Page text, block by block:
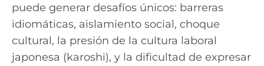
puede generar desafíos únicos: barreras
idiomáticas, aislamiento social, choque
cultural, la presión de la cultura laboral
japonesa (karoshi), y la dificultad de expresar